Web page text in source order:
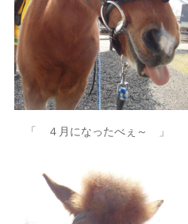
「 ４月になったべぇ～ 」